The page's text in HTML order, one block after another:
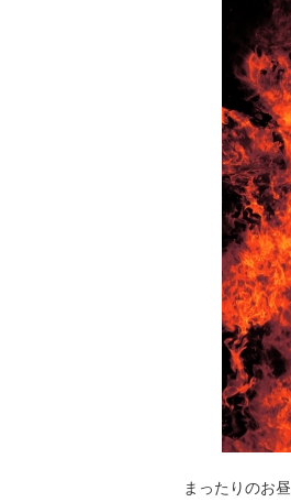
まったりのお昼